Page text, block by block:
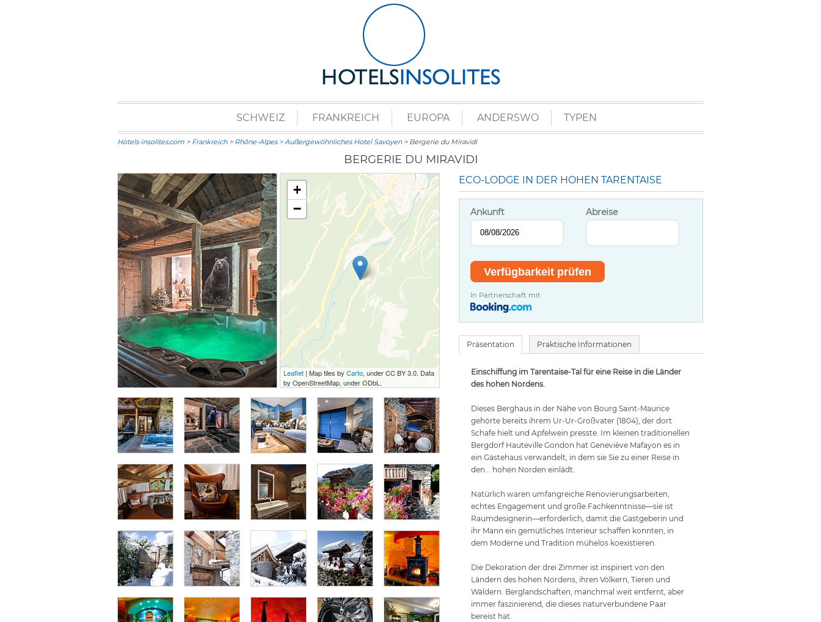
SCHWEIZ FRANKREICH EUROPA ANDERSWO TYPEN
Hotels-insolites.com > Frankreich> Rhône-Alpes>Außergewöhnliches Hotel Savoyen> Bergerie du Miravidi
BERGERIE DU MIRAVIDI
+
−
Leaflet | Map tiles by Carto, under CC BY 3.0. Data
by OpenStreetMap, under ODbL.
ECO-LODGE IN DER HOHEN TARENTAISE
Ankunft Abreise
In Partnerschaft mit
Präsentation Praktische Informationen
Einschiffung im Tarentaise-Tal für eine Reise in die Länder
des hohen Nordens.
Dieses Berghaus in der Nähe von Bourg Saint-Maurice
gehörte bereits ihrem Ur-Ur-Großvater (1804), der dort
Schafe hielt und Apfelwein presste. Im kleinen traditionellen
Bergdorf Hauteville Gondon hat Geneviève Mafayon es in
ein Gästehaus verwandelt, in dem sie Sie zu einer Reise in
den... hohen Norden einlädt.
Natürlich waren umfangreiche Renovierungsarbeiten,
echtes Engagement und große Fachkenntnisse—sie ist
Raumdesignerin—erforderlich, damit die Gastgeberin und
ihr Mann ein gemütliches Interieur schaffen konnten, in
dem Moderne und Tradition mühelos koexistieren.
Die Dekoration der drei Zimmer ist inspiriert von den
Ländern des hohen Nordens, ihren Völkern, Tieren und
Wäldern. Berglandschaften, manchmal weit entfernt, aber
immer faszinierend, die dieses naturverbundene Paar
bereist hat.